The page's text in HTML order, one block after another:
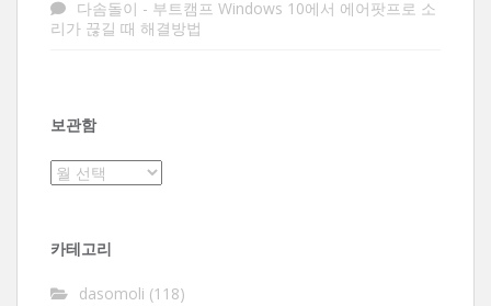
다솜돌이 - 부트캠프 Windows 10에서 에어팟프로 소
리가 끊길 때 해결방법
보관함
보
카테고리
dasomoli (118)